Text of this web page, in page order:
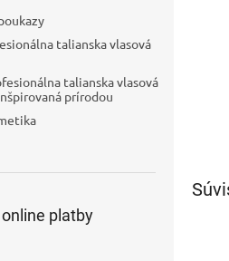
talianska vlasová
talianska vlasová
prírodou
platby